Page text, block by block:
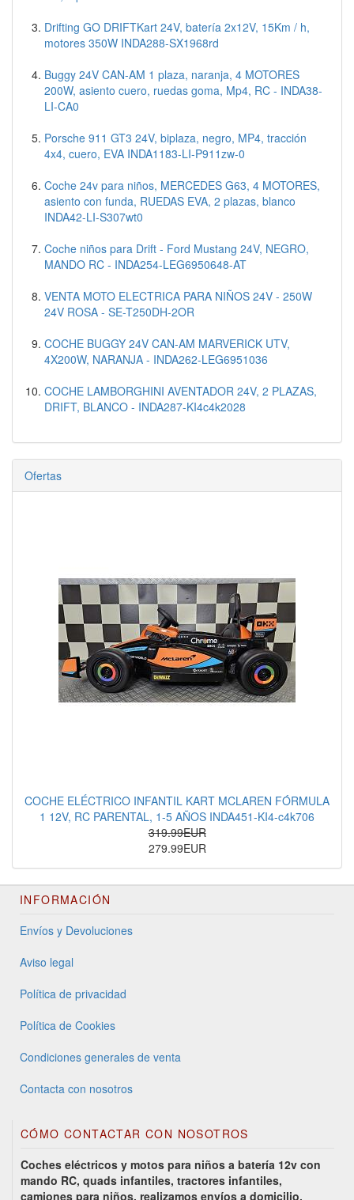
Drifting GO DRIFTKart 24V, batería 2x12V, 15Km / h,
motores 350W INDA288-SX1968rd
Buggy 24V CAN-AM 1 plaza, naranja, 4 MOTORES
200W, asiento cuero, ruedas goma, Mp4, RC - INDA38-
LI-CA0
Porsche 911 GT3 24V, biplaza, negro, MP4, tracción
4x4, cuero, EVA INDA1183-LI-P911zw-0
Coche 24v para niños, MERCEDES G63, 4 MOTORES,
asiento con funda, RUEDAS EVA, 2 plazas, blanco
INDA42-LI-S307wt0
Coche niños para Drift - Ford Mustang 24V, NEGRO,
MANDO RC - INDA254-LEG6950648-AT
VENTA MOTO ELECTRICA PARA NIÑOS 24V - 250W
24V ROSA - SE-T250DH-2OR
COCHE BUGGY 24V CAN-AM MARVERICK UTV,
4X200W, NARANJA - INDA262-LEG6951036
COCHE LAMBORGHINI AVENTADOR 24V, 2 PLAZAS,
DRIFT, BLANCO - INDA287-KI4c4k2028
Ofertas
COCHE ELÉCTRICO INFANTIL KART MCLAREN FÓRMULA
1 12V, RC PARENTAL, 1-5 AÑOS INDA451-KI4-c4k706
319.99EUR
279.99EUR
INFORMACIÓN
Envíos y Devoluciones
Aviso legal
Política de privacidad
Política de Cookies
Condiciones generales de venta
Contacta con nosotros
CÓMO CONTACTAR CON NOSOTROS
Coches eléctricos y motos para niños a batería 12v con
mando RC, quads infantiles, tractores infantiles,
camiones para niños, realizamos envíos a domicilio.